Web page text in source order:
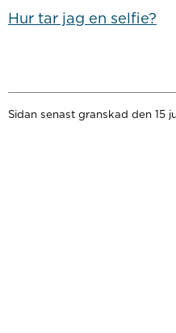
Hur tar jag en selfie?
Sidan senast granskad den 15